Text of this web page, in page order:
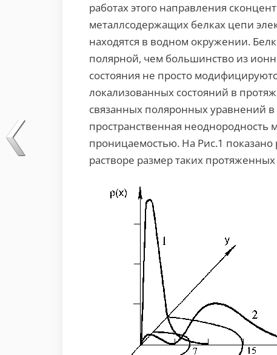
работах этого направления
металлсодержащих белках цепи
находятся в водном окружении.
полярной, чем большинство из
состояния не просто
локализованных состояний в
связанных поляронных уравнений
пространственная неоднородность
проницаемостью. На Рис.1
растворе размер таких